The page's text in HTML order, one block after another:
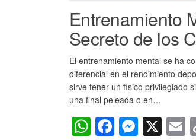
Entrenamiento
Secreto de los
El entrenamiento mental se ha
diferencial en el rendimiento
sirve tener un físico privilegiado
una final peleada o en…
W F M X